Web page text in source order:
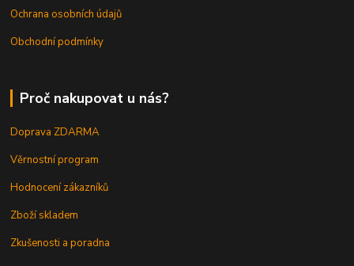
Ochrana osobních údajů
Obchodní podmínky
Proč nakupovat u nás?
Doprava ZDARMA
Věrnostní program
Hodnocení zákazníků
Zboží skladem
Zkušenosti a poradna